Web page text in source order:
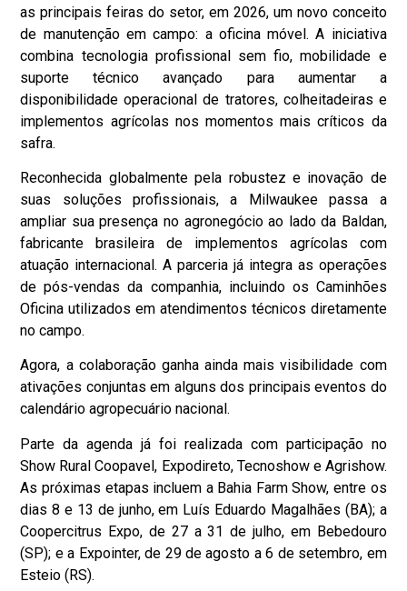
as principais feiras do setor, em 2026, um novo conceito
de manutenção em campo: a oficina móvel. A iniciativa
combina tecnologia profissional sem fio, mobilidade e
suporte técnico avançado para aumentar a
disponibilidade operacional de tratores, colheitadeiras e
implementos agrícolas nos momentos mais críticos da
safra.
Reconhecida globalmente pela robustez e inovação de
suas soluções profissionais, a Milwaukee passa a
ampliar sua presença no agronegócio ao lado da Baldan,
fabricante brasileira de implementos agrícolas com
atuação internacional. A parceria já integra as operações
de pós-vendas da companhia, incluindo os Caminhões
Oficina utilizados em atendimentos técnicos diretamente
no campo.
Agora, a colaboração ganha ainda mais visibilidade com
ativações conjuntas em alguns dos principais eventos do
calendário agropecuário nacional.
Parte da agenda já foi realizada com participação no
Show Rural Coopavel, Expodireto, Tecnoshow e Agrishow.
As próximas etapas incluem a Bahia Farm Show, entre os
dias 8 e 13 de junho, em Luís Eduardo Magalhães (BA); a
Coopercitrus Expo, de 27 a 31 de julho, em Bebedouro
(SP); e a Expointer, de 29 de agosto a 6 de setembro, em
Esteio (RS).